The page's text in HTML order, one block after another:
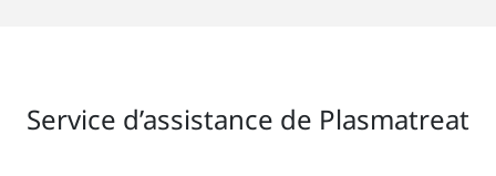
Service d’assistance de Plasmatreat